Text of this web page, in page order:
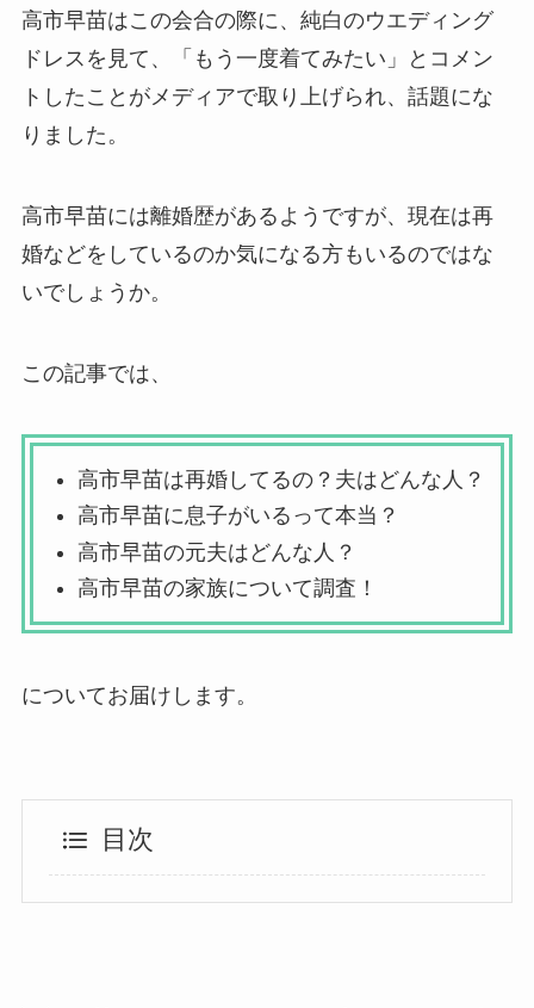
高市早苗はこの会合の際に、純白のウエディング
ドレスを見て、「もう一度着てみたい」とコメン
トしたことがメディアで取り上げられ、話題にな
りました。
高市早苗には離婚歴があるようですが、現在は再
婚などをしているのか気になる方もいるのではな
いでしょうか。
この記事では、
高市早苗は再婚してるの？夫はどんな人？
高市早苗に息子がいるって本当？
高市早苗の元夫はどんな人？
高市早苗の家族について調査！
についてお届けします。
目次